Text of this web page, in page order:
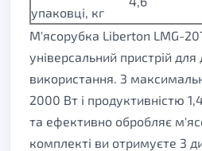
упаковці, кг
М'ясорубка Liberton LMG-
універсальний пристрій
використання. З
2000 Вт і продуктивністю
та ефективно обробляє
комплекті ви отримуєте 3